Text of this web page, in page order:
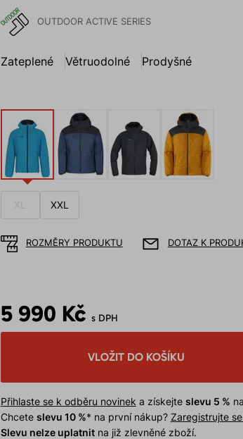
OUTDOOR ACTIVE SERIES
Zateplené Větruodolné Prodyšné
XL XXL
ROZMĚRY PRODUKTU DOTAZ K
5 990 Kč s DPH
VLOŽIT DO KOŠÍKU
Přihlaste se k odběru novinek a získejte slevu 5 %
Chcete slevu 10 %* na první nákup? Zaregistrujte
Slevu nelze uplatnitna již zlevněné zboží.